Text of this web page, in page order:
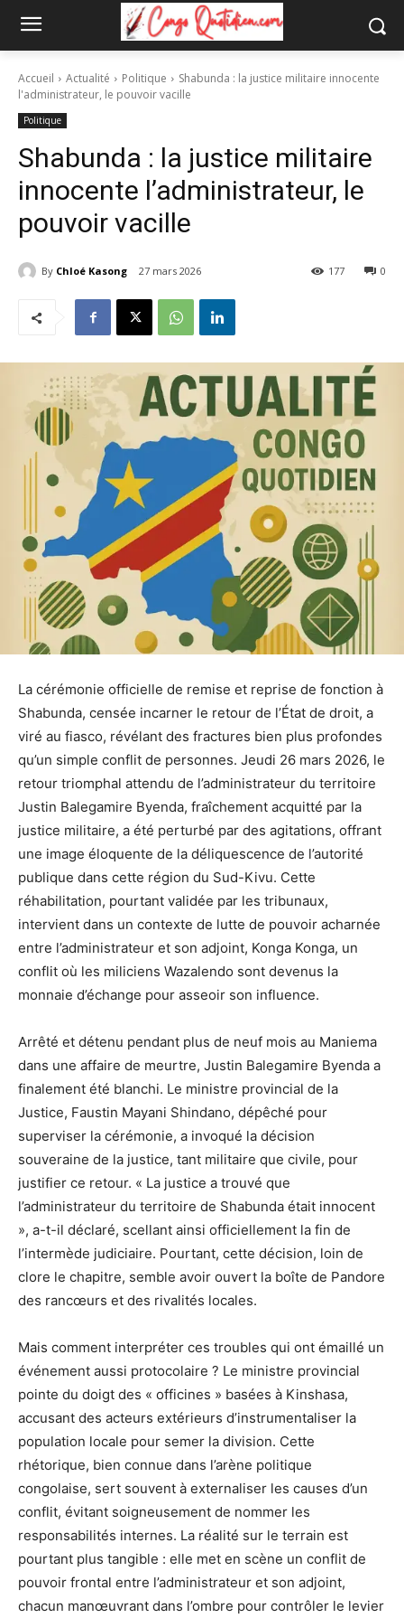
Accueil Actualité Politique
Shabunda : la justice militaire innocente
l'administrateur, le pouvoir vacille
Politique
Shabunda : la justice militaire
innocente l’administrateur, le
pouvoir vacille
By Chloé Kasong 27 mars 2026 0
177
La cérémonie officielle de remise et reprise de fonction à
Shabunda, censée incarner le retour de l’État de droit, a
viré au fiasco, révélant des fractures bien plus profondes
qu’un simple conflit de personnes. Jeudi 26 mars 2026, le
retour triomphal attendu de l’administrateur du territoire
Justin Balegamire Byenda, fraîchement acquitté par la
justice militaire, a été perturbé par des agitations, offrant
une image éloquente de la déliquescence de l’autorité
publique dans cette région du Sud-Kivu. Cette
réhabilitation, pourtant validée par les tribunaux,
intervient dans un contexte de lutte de pouvoir acharnée
entre l’administrateur et son adjoint, Konga Konga, un
conflit où les miliciens Wazalendo sont devenus la
monnaie d’échange pour asseoir son influence.
Arrêté et détenu pendant plus de neuf mois au Maniema
dans une affaire de meurtre, Justin Balegamire Byenda a
finalement été blanchi. Le ministre provincial de la
Justice, Faustin Mayani Shindano, dépêché pour
superviser la cérémonie, a invoqué la décision
souveraine de la justice, tant militaire que civile, pour
justifier ce retour. « La justice a trouvé que
l’administrateur du territoire de Shabunda était innocent
», a-t-il déclaré, scellant ainsi officiellement la fin de
l’intermède judiciaire. Pourtant, cette décision, loin de
clore le chapitre, semble avoir ouvert la boîte de Pandore
des rancœurs et des rivalités locales.
Mais comment interpréter ces troubles qui ont émaillé un
événement aussi protocolaire ? Le ministre provincial
pointe du doigt des « officines » basées à Kinshasa,
accusant des acteurs extérieurs d’instrumentaliser la
population locale pour semer la division. Cette
rhétorique, bien connue dans l’arène politique
congolaise, sert souvent à externaliser les causes d’un
conflit, évitant soigneusement de nommer les
responsabilités internes. La réalité sur le terrain est
pourtant plus tangible : elle met en scène un conflit de
pouvoir frontal entre l’administrateur et son adjoint,
chacun manœuvrant dans l’ombre pour contrôler le levier